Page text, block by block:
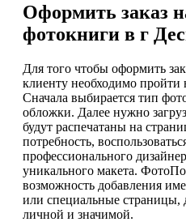
Оформить заказ
фотокниги в г
Для того чтобы оформить
клиенту необходимо пройти
Сначала выбирается тип
обложки. Далее нужно
будут распечатаны на
потребность,
профессионального
уникального макета.
возможность добавления
или специальные страницы,
личной и значимой.